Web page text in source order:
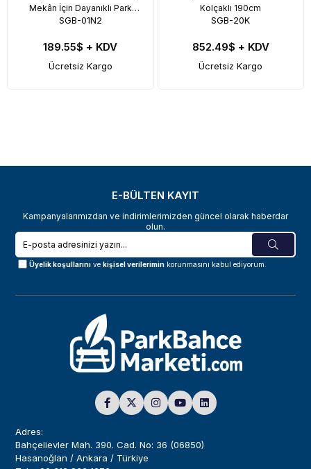
Mekân İçin Dayanıklı Park
Bankı
SGB-01N2
189.55$ + KDV
Ücretsiz Kargo
Kolçaklı 190cm
SGB-20K
852.49$ + KDV
Ücretsiz Kargo
E-BÜLTEN KAYIT
Kampanyalarımızdan ve indirimlerimizden güncel olarak haberdar
olun.
Üyelik koşullarını vekişisel verilerimin korunmasını kabul ediyorum.
Adres:
Bahçelievler Mah. 390. Cad. No: 36 (06850)
Hasanoğlan / Ankara / Türkiye